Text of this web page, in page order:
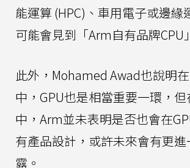
能運算 (HPC)、車用電子或邊緣
可能會見到「Arm自有品牌CPU
此外，Mohamed Awad也說明
中，GPU也是相當重要一環，
中，Arm並未表明是否也會在
有產品設計，或許未來會有更
露。